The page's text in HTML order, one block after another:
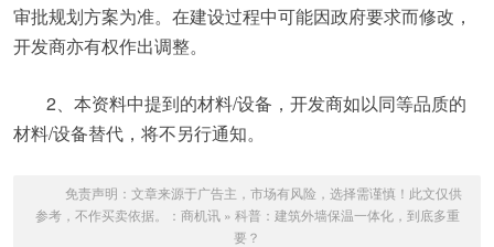
审批规划方案为准。在建设过程中可能因政府要求而修改，
开发商亦有权作出调整。
2、本资料中提到的材料/设备，开发商如以同等品质的
材料/设备替代，将不另行通知。
免责声明：文章来源于广告主，市场有风险，选择需谨慎！此文仅供
参考，不作买卖依据。： 商机讯» 科普：建筑外墙保温一体化，到底多重
要？